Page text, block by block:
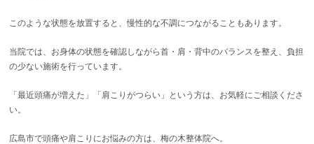
このような状態を放置すると、慢性的な不調につながることもあります。
当院では、お身体の状態を確認しながら首・肩・背中のバランスを整え、負担
の少ない施術を行っています。
「最近頭痛が増えた」「肩こりがつらい」という方は、お気軽にご相談くださ
い。
広島市で頭痛や肩こりにお悩みの方は、梅の木整体院へ。